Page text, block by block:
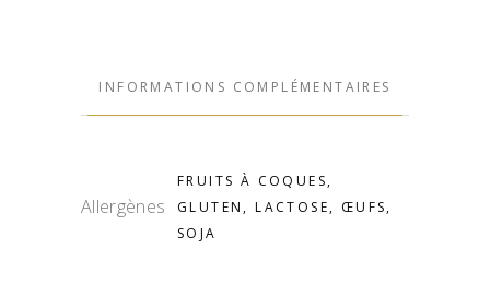
INFORMATIONS COMPLÉMENTAIRES
Allergènes
FRUITS À COQUES,
GLUTEN, LACTOSE, ŒUFS,
SOJA